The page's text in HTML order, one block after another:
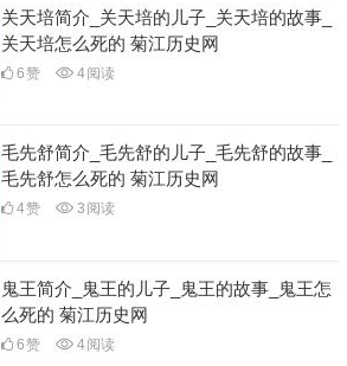
关天培简介_关天培的儿子_关天培的故事_
关天培怎么死的 菊江历史网
6赞 4阅读
毛先舒简介_毛先舒的儿子_毛先舒的故事_
毛先舒怎么死的 菊江历史网
4赞 3 阅读
鬼王简介_鬼王的儿子_鬼王的故事_鬼王怎
么死的 菊江历史网
6赞 4阅读